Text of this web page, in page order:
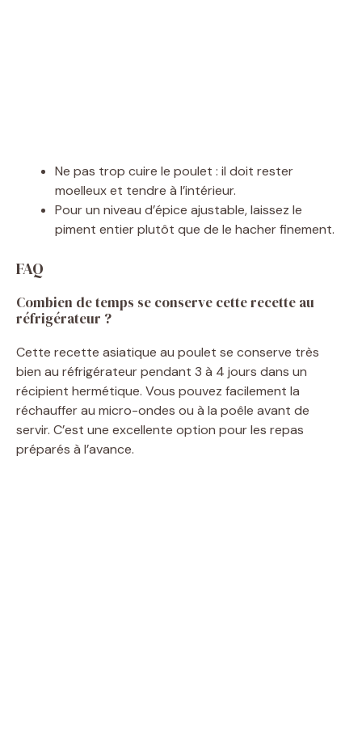
Ne pas trop cuire le poulet : il doit rester
moelleux et tendre à l’intérieur.
Pour un niveau d’épice ajustable, laissez le
piment entier plutôt que de le hacher finement.
FAQ
Combien de temps se conserve cette recette au
réfrigérateur ?
Cette recette asiatique au poulet se conserve très
bien au réfrigérateur pendant 3 à 4 jours dans un
récipient hermétique. Vous pouvez facilement la
réchauffer au micro-ondes ou à la poêle avant de
servir. C’est une excellente option pour les repas
préparés à l’avance.